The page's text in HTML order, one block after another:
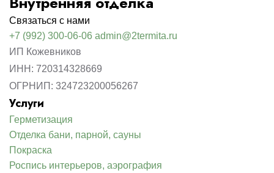
Связаться с нами
+7 (992) 300-06-06 admin@2termita.ru
ИП Кожевников
ИНН: 720314328669
ОГРНИП: 324723200056267
Услуги
Герметизация
Отделка бани, парной, сауны
Покраска
Роспись интерьеров, аэрография